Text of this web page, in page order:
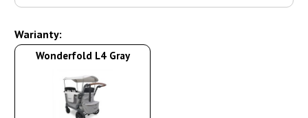
Warianty:
Wonderfold L4 Gray